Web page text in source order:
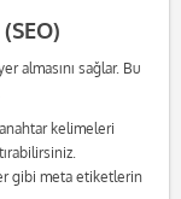
almasını sağlar. Bu
kelimeleri
gibi meta etiketlerin